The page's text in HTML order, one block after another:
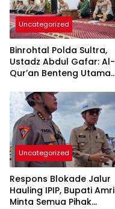
Uncategorized
Binrohtal Polda Sultra,
Ustadz Abdul Gafar: Al-
Qur’an Benteng Utama
Penyimpangan Sosial
Uncategorized
Respons Blokade Jalur
Hauling IPIP, Bupati Amri
Minta Semua Pihak